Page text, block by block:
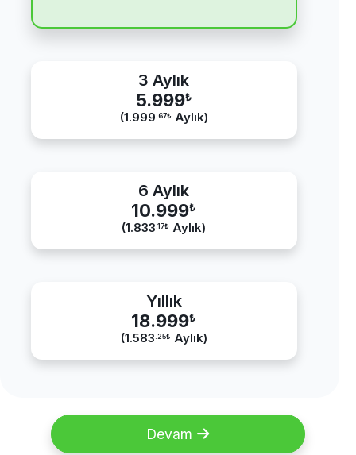
3 Aylık
5.999₺
(1.999 .67₺ Aylık)
6 Aylık
10.999₺
(1.833 .17₺ Aylık)
Yıllık
18.999₺
(1.583 .25₺ Aylık)
Devam